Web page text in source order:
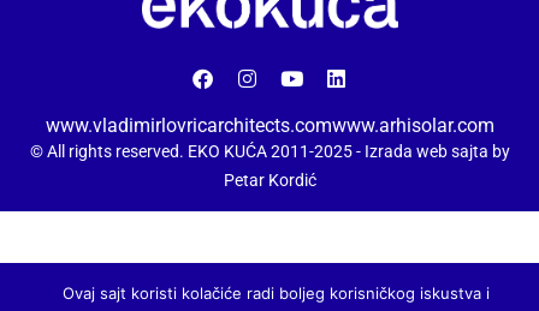
www.vladimirlovricarchitects.comwww.arhisolar.com
© All rights reserved. EKO KUĆA 2011-2025 - Izrada web sajta by
Petar Kordić
Ovaj sajt koristi kolačiće radi boljeg korisničkog iskustva i